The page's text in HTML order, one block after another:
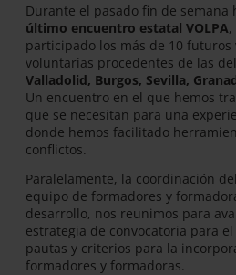
Durante el pasado fin de semana
último encuentro estatal VOLPA
participado los más de 10
voluntarias procedentes de las
Valladolid, Burgos, Sevilla,
Un encuentro en el que hemos
que se necesitan para una
donde hemos facilitado
conflictos.
Paralelamente, la coordinación
equipo de formadores y
desarrollo, nos reunimos para
estrategia de convocatoria para
pautas y criterios para la
formadores y formadoras.